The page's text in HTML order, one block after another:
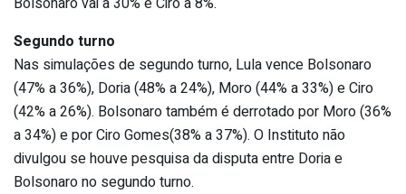
Segundo turno
Nas simulações de segundo turno, Lula vence Bolsonaro
(47% a 36%), Doria (48% a 24%), Moro (44% a 33%) e Ciro
(42% a 26%). Bolsonaro também é derrotado por Moro (36%
a 34%) e por Ciro Gomes(38% a 37%). O Instituto não
divulgou se houve pesquisa da disputa entre Doria e
Bolsonaro no segundo turno.